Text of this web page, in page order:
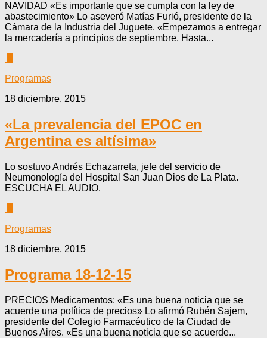
NAVIDAD «Es importante que se cumpla con la ley de
abastecimiento» Lo aseveró Matías Furió, presidente de la
Cámara de la Industria del Juguete. «Empezamos a entregar
la mercadería a principios de septiembre. Hasta...
Programas
18 diciembre, 2015
«La prevalencia del EPOC en
Argentina es altísima»
Lo sostuvo Andrés Echazarreta, jefe del servicio de
Neumonología del Hospital San Juan Dios de La Plata.
ESCUCHA EL AUDIO.
Programas
18 diciembre, 2015
Programa 18-12-15
PRECIOS Medicamentos: «Es una buena noticia que se
acuerde una política de precios» Lo afirmó Rubén Sajem,
presidente del Colegio Farmacéutico de la Ciudad de
Buenos Aires. «Es una buena noticia que se acuerde...